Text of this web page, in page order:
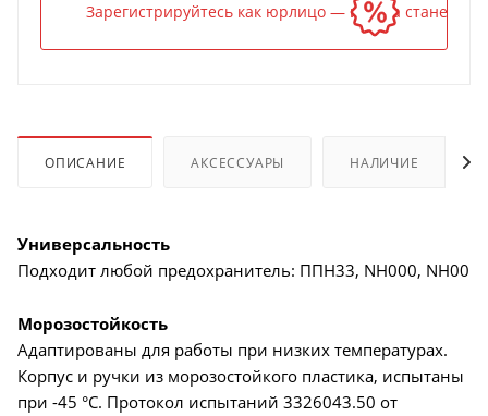
Зарегистрируйтесь как юрлицо — и цена станет
ОПИСАНИЕ АКСЕССУАРЫ НАЛИЧИЕ
Универсальность
Подходит любой предохранитель: ППН33, NH000, NH00
Морозостойкость
Адаптированы для работы при низких температурах.
Корпус и ручки из морозостойкого пластика, испытаны
при -45 °С. Протокол испытаний 3326043.50 от